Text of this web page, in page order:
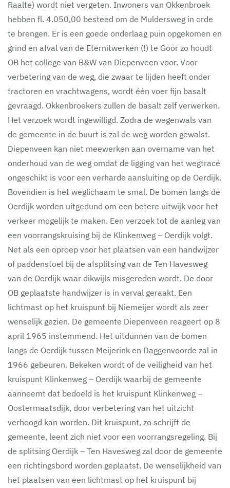
Raalte) wordt niet vergeten. Inwoners van Okkenbroek
hebben fl. 4.050,00 besteed om de Muldersweg in orde
te brengen. Er is een goede onderlaag puin opgekomen en
grind en afval van de Eternitwerken (!) te Goor zo houdt
OB het college van B&W van Diepenveen voor. Voor
verbetering van de weg, die zwaar te lijden heeft onder
tractoren en vrachtwagens, wordt één voer fijn basalt
gevraagd. Okkenbroekers zullen de basalt zelf verwerken.
Het verzoek wordt ingewilligd. Zodra de wegenwals van
de gemeente in de buurt is zal de weg worden gewalst.
Diepenveen kan niet meewerken aan overname van het
onderhoud van de weg omdat de ligging van het wegtracé
ongeschikt is voor een verharde aansluiting op de Oerdijk.
Bovendien is het weglichaam te smal. De bomen langs de
Oerdijk worden uitgedund om een betere uitwijk voor het
verkeer mogelijk te maken. Een verzoek tot de aanleg van
een voorrangskruising bij de Klinkenweg – Oerdijk volgt.
Net als een oproep voor het plaatsen van een handwijzer
of paddenstoel bij de afsplitsing van de Ten Havesweg
van de Oerdijk waar dikwijls misgereden wordt. De door
OB geplaatste handwijzer is in verval geraakt. Een
lichtmast op het kruispunt bij Niemeijer wordt als zeer
wenselijk gezien. De gemeente Diepenveen reageert op 8
april 1965 instemmend. Het uitdunnen van de bomen
langs de Oerdijk tussen Meijerink en Daggenvoorde zal in
1966 gebeuren. Bekeken wordt of de veiligheid van het
kruispunt Klinkenweg – Oerdijk waarbij de gemeente
aanneemt dat bedoeld is het kruispunt Klinkenweg –
Oostermaatsdijk, door verbetering van het uitzicht
verhoogd kan worden. Dit kruispunt, zo schrijft de
gemeente, leent zich niet voor een voorrangsregeling. Bij
de splitsing Oerdijk – Ten Havesweg zal door de gemeente
een richtingsbord worden geplaatst. De wenselijkheid van
het plaatsen van een lichtmast op het kruispunt bij